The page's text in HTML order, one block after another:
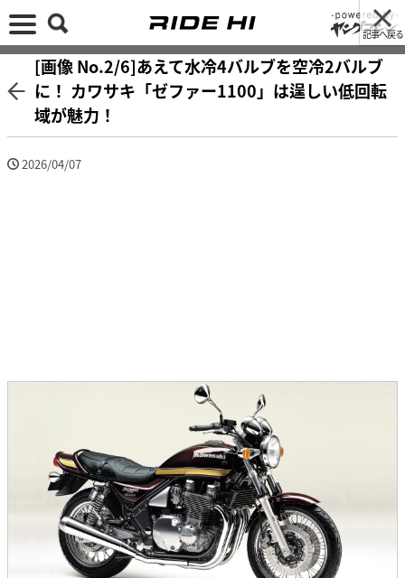
記事へ戻る
[画像 No.2/6]あえて水冷4バルブを空冷2バルブ
に！ カワサキ「ゼファー1100」は逞しい低回転
域が魅力！
2026/04/07